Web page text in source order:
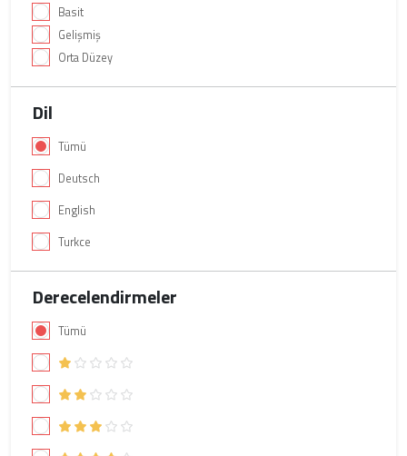
Basit
Gelişmiş
Orta Düzey
Dil
Tümü
Deutsch
English
Turkce
Derecelendirmeler
Tümü